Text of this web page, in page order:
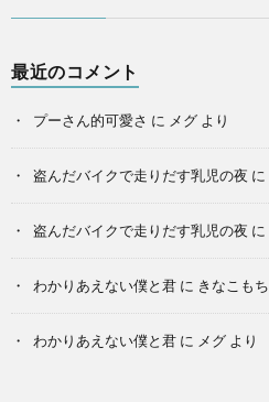
最近のコメント
プーさん的可愛さ に メグ より
盗んだバイクで走りだす乳児の夜 に
盗んだバイクで走りだす乳児の夜 に
わかりあえない僕と君 に きなこもち
わかりあえない僕と君 に メグ より